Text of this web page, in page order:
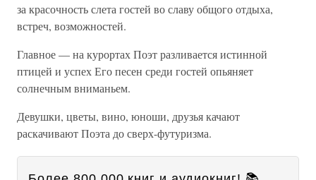
за красочность слета гостей во славу общого отдыха,
встреч, возможностей.
Главное — на курортах Поэт разливается истинной
птицей и успех Его песен среди гостей опьяняет
солнечным вниманьем.
Девушки, цветы, вино, юноши, друзья качают
раскачивают Поэта до сверх-футуризма.